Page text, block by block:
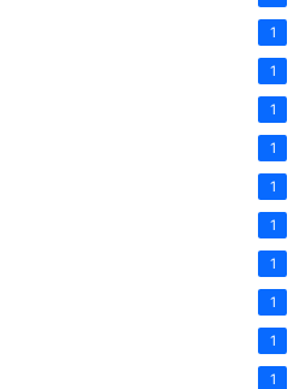
1
1
1
1
1
1
1
1
1
1